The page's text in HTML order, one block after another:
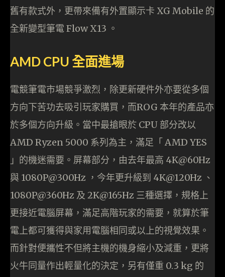
舊有款式外，更帶來備有外置顯示卡 XG Mobile 的
全新變型筆電 Flow X13 。
AMD CPU 全面進場
電競筆電市場競爭激烈，除更新硬件外亦要從多個
方向下苦功去吸引玩家購買，而ROG 本年的產品亦
於多個方向升級。當中最搶眼於 CPU 部分改以
AMD Ryzen 5000 系列為主，滿足「 AMD YES
」的機迷需要。屏幕部分，由去年最高 4K@60Hz
與 1080P@300Hz ，今年更升級到 4K@120Hz 、
1080P@360Hz 及 2K@165Hz 三種選擇，規格上
更接近電腦屏幕，滿足高階玩家的需要，就算於筆
電上都可獲得與家用電腦相同或以上的視覺效果。
而針對便攜性不但將主機的機身縮小及減重，更將
火牛同量作出輕量化的決定，另有僅重 0.3 kg 的